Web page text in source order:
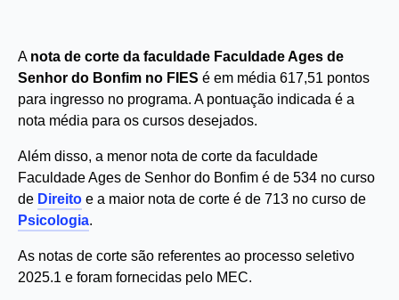
A nota de corte da faculdade Faculdade Ages de
Senhor do Bonfim no FIES é em média 617,51 pontos
para ingresso no programa. A pontuação indicada é a
nota média para os cursos desejados.
Além disso, a menor nota de corte da faculdade
Faculdade Ages de Senhor do Bonfim é de 534 no curso
de Direito e a maior nota de corte é de 713 no curso de
Psicologia.
As notas de corte são referentes ao processo seletivo
2025.1 e foram fornecidas pelo MEC.